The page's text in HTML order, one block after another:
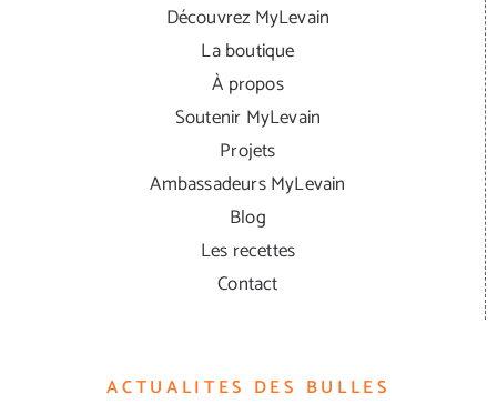
Découvrez MyLevain
La boutique
À propos
Soutenir MyLevain
Projets
Ambassadeurs MyLevain
Blog
Les recettes
Contact
ACTUALITES DES BULLES